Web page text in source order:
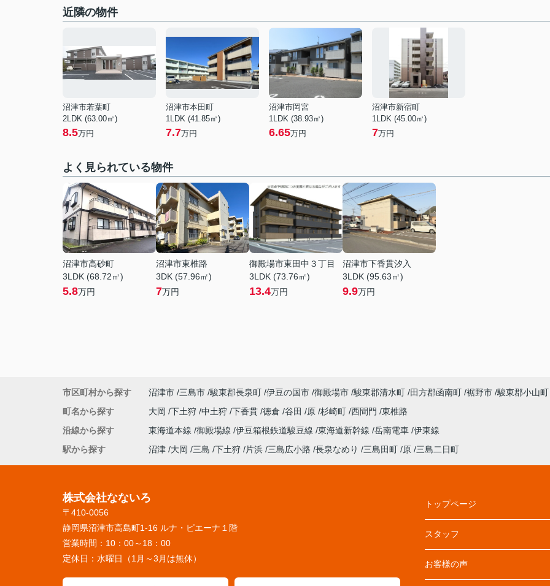
近隣の物件
沼津市若葉町
2LDK (63.00㎡)
8.5万円
沼津市本田町
1LDK (41.85㎡)
7.7万円
沼津市岡宮
1LDK (38.93㎡)
6.65万円
沼津市新宿町
1LDK (45.00㎡)
7万円
よく見られている物件
沼津市高砂町
3LDK (68.72㎡)
5.8万円
沼津市東椎路
3DK (57.96㎡)
7万円
御殿場市東田中３丁目
3LDK (73.76㎡)
13.4万円
沼津市下香貫汐入
3LDK (95.63㎡)
9.9万円
市区町村から探す 沼津市 三島市 駿東郡長泉町 伊豆の国市 御殿場市 駿東郡清水町 田方郡函南町 裾野市 駿東郡小山町
町名から探す
大岡 下土狩 中土狩 下香貫 徳倉 谷田 原 杉崎町 西間門
東椎路
沿線から探す
東海道本線 御殿場線 伊豆箱根鉄道駿豆線 東海道新幹線 岳南電車 伊東線
駅から探す
沼津 大岡 三島 下土狩 片浜 三島広小路 長泉なめり 三島田町 原 三島二日町
株式会社なないろ
〒410-0056
静岡県沼津市高島町1-16 ルナ・ピエーナ１階
営業時間： 10：00～18：00
定休日： 水曜日（1月～3月は無休）
トップページ
スタッフ
お客様の声